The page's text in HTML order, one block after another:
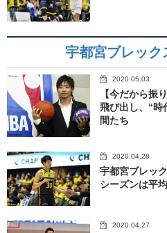
宇都宮ブレック
2020.05.03
【今だから振
飛び出し、“時
間たち
2020.04.28
宇都宮ブレッ
シーズンは平
2020.04.27